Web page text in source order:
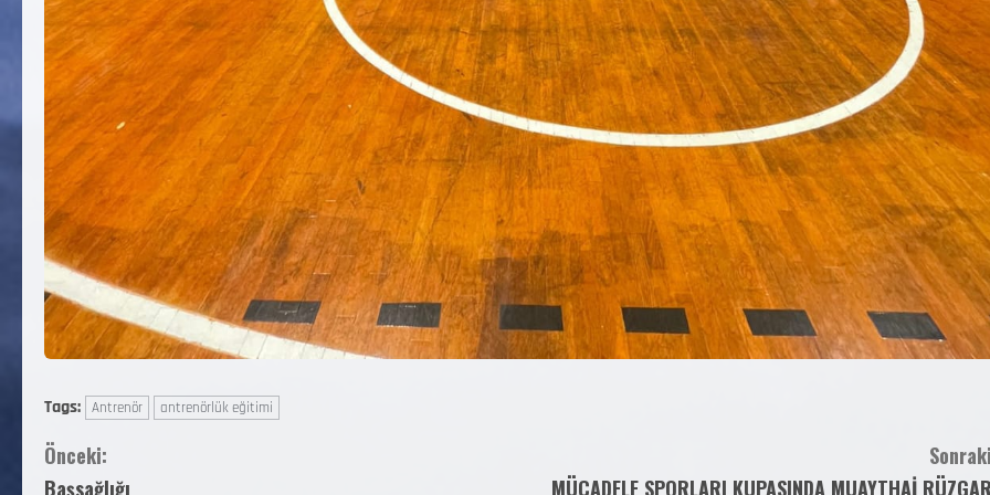
Tags: Antrenör antrenörlük eğitimi
Önceki:
Başsağlığı
MÜCADELE SPORLARI KUPASINDA MUAYTHAİ